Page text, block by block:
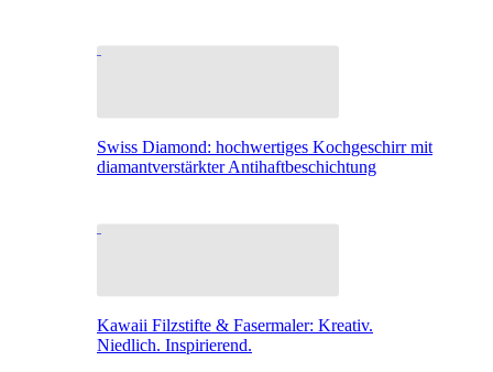
Swiss Diamond: hochwertiges Kochgeschirr mit
diamantverstärkter Antihaftbeschichtung
Kawaii Filzstifte & Fasermaler: Kreativ.
Niedlich. Inspirierend.